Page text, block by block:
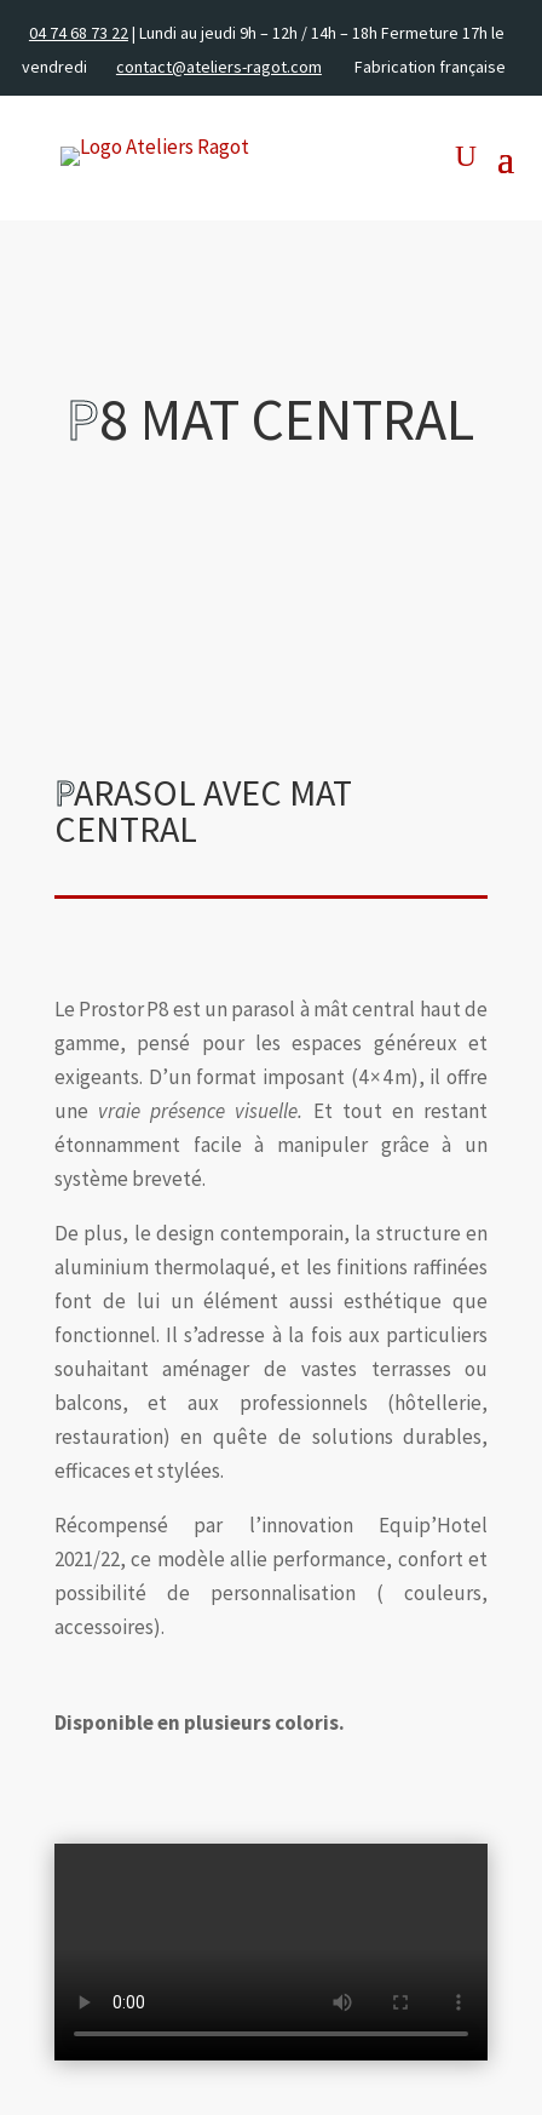
04 74 68 73 22| Lundi au jeudi 9h – 12h / 14h – 18h Fermeture 17h le
vendredi
contact@ateliers-ragot.com Fabrication française
P8 MAT CENTRAL
PARASOL AVEC MAT
CENTRAL
Le Prostor P8 est un parasol à mât central haut de
gamme, pensé pour les espaces généreux et
exigeants. D’un format imposant (4 × 4 m), il offre
une vraie présence visuelle. Et tout en restant
étonnamment facile à manipuler grâce à un
système breveté.
De plus, le design contemporain, la structure en
aluminium thermolaqué, et les finitions raffinées
font de lui un élément aussi esthétique que
fonctionnel. Il s’adresse à la fois aux particuliers
souhaitant aménager de vastes terrasses ou
balcons, et aux professionnels (hôtellerie,
restauration) en quête de solutions durables,
efficaces et stylées.
Récompensé par l’innovation Equip’Hotel
2021/22, ce modèle allie performance, confort et
possibilité de personnalisation ( couleurs,
accessoires).
Disponible en plusieurs coloris.